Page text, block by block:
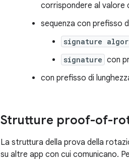
corrispondere al valore
sequenza con prefisso
signature
signature con
con prefisso di
Strutture proof-of-
La struttura della prova della
su altre app con cui comunicano.